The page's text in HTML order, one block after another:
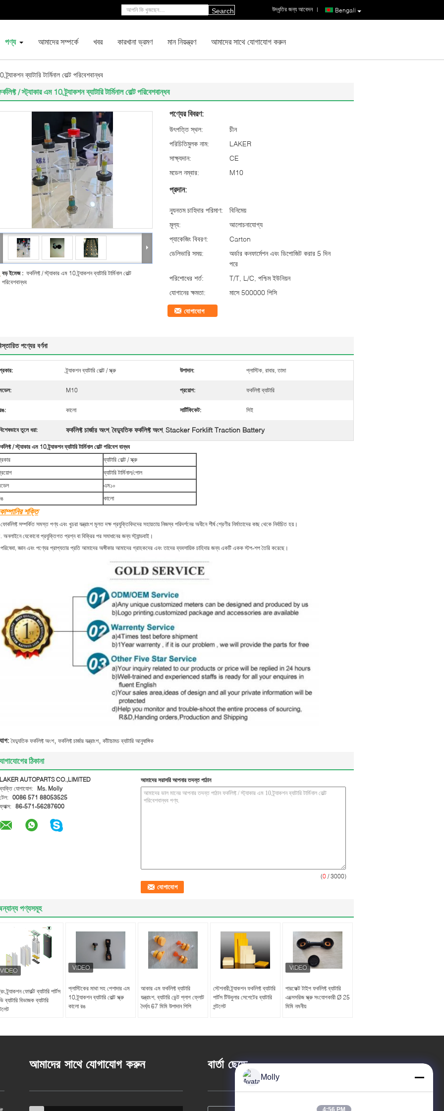
Bengali
উদ্ধৃতির জন্য আবেদন |
Search
পণ্য আমাদের সম্পর্কে খবর কারখানা ভ্রমণ মান নিয়ন্ত্রণ আমাদের সাথে যোগাযোগ করুন
ব্যাটারি টার্মিনাল বোল্ট পরিবেশবান্ধব
/ স্ট্যাকার এম 10 ট্র্যাকশন ব্যাটারি টার্মিনাল বোল্ট পরিবেশবান্ধব
বড় ইমেজ : ফর্কলিফ্ট / স্ট্যাকার এম 10 ট্র্যাকশন ব্যাটারি টার্মিনাল বোল্ট
পরিবেশবান্ধব
পণ্যের বিবরণ:
উৎপত্তি স্থল:
চীন
পরিচিতিমুলক নাম:
LAKER
সাক্ষ্যদান:
CE
মডেল নম্বার:
M10
প্রদান:
ন্যূনতম চাহিদার পরিমাণ:
বিনিমেয়
মূল্য:
আলোচনাযোগ্য
প্যাকেজিং বিবরণ:
Carton
ডেলিভারি সময়:
অর্ডার কনফার্মেশন এবং ডিপোজিট করার 5 দিন
পরে
পরিশোধের শর্ত:
T/T, L/C, পশ্চিম ইউনিয়ন
যোগানের ক্ষমতা:
মাসে 500000 পিসি
যোগাযোগ
পণ্যের বর্ণনা
ট্র্যাকশন ব্যাটারি বোল্ট / স্ক্রু উপাদান: প্লাস্টিক, রাবার, তামা
M10 প্রয়োগ: ফর্কলিফ্ট ব্যাটারি
কালো সার্টিফিকেট: সিই
তুলে ধরা: ফর্কলিফ্ট চার্জার অংশ,বৈদ্যুতিক ফর্কলিফ্ট অংশ, Stacker Forklift Traction Battery
/ স্ট্যাকার এম 10 ট্র্যাকশন ব্যাটারি টার্মিনাল বোল্ট পরিবেশ বান্ধব
ব্যাটারি বোল্ট / স্ক্রু
ব্যাটারি টার্মিনাল/পোল
এম১০
কালো
শক্তি
সম্পর্কিত সমস্ত পণ্য এবং খুচরা যন্ত্রাংশ মূলত দক্ষ প্রযুক্তিবিদদের সহায়তায় নিজস্ব পরিদর্শনের অধীনে শীর্ষ শ্রেণীর নির্মাতাদের কাছ থেকে নির্বাচিত হয়।
অনলাইনে যেকোনো প্রযুক্তিগত প্রশ্ন বা বিক্রির পর সমাধানের জন্য স্ট্যান্ডবাই।
জ্ঞান এবং পণ্যের প্রাপ্যতার প্রতি আমাদের অঙ্গীকার আমাদের গ্রাহকদের এবং তাদের ব্যবসায়িক চাহিদার জন্য একটি একক স্টপ-শপ তৈরি করেছে।
বৈদ্যুতিক ফর্কলিফ্ট অংশ, ফর্কলিফ্ট চার্জার যন্ত্রাংশ, কাঁটাচামচ ব্যাটারি আনুষাঙ্গিক
ঠিকানা
LAKER AUTOPARTS CO.,LIMITED
ব্যক্তি যোগাযোগ:
Ms. Molly
টেল: 0086 571 88053525
ফ্যাক্স: 86-571-56287600
আমাদের সরাসরি আপনার তদন্ত পাঠান
(0 / 3000)
পণ্যসমূহ
ট্র্যাকশন ফোর্কল্ট ব্যাটারি পার্টস
ব্যাটারি বিভাজক ব্যাটারি
প্লাস্টিকের মাথা সহ পেশাদার এম
10 ট্র্যাকশন ব্যাটারি বোল্ট স্ক্রু
কালো রঙ
আকার এম ফর্কলিফ্ট ব্যাটারি
যন্ত্রাংশ, ব্যাটারি ভেন্ট প্লাগ ফ্লোট
দৈর্ঘ্য 67 মিমি উপাদান পিপি
স্টেশনারী ট্র্যাকশন ফর্কলিফ্ট ব্যাটারি
পার্টস টিউবুলার সেপেটের ব্যাটারি
গন্টলেট
পারফেক্ট টাইপ ফর্কলিফ্ট ব্যাটারি
এক্সেসরিজ স্ক্রু সংযোগকারী Ø 25
মিমি নমনীয়
আমাদের সাথে যোগাযোগ করুন বার্তা ছেড়ে
Molly
4:56 PM